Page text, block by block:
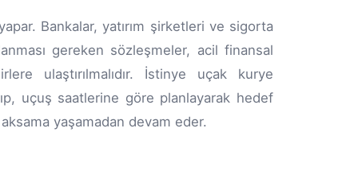
Bankalar, yatırım şirketleri ve sigorta
gereken sözleşmeler, acil finansal
ulaştırılmalıdır. İstinye uçak kurye
uçuş saatlerine göre planlayarak hedef
yaşamadan devam eder.